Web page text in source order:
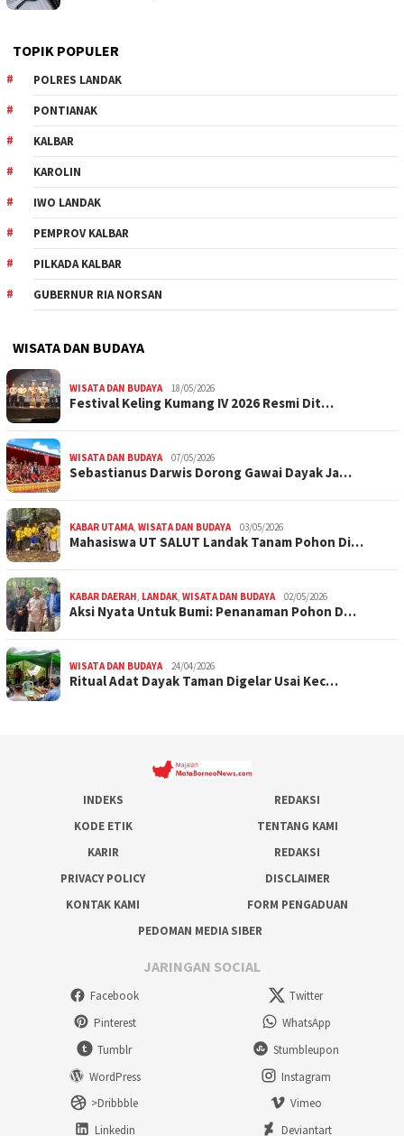
TOPIK POPULER
POLRES LANDAK
PONTIANAK
KALBAR
KAROLIN
IWO LANDAK
PEMPROV KALBAR
PILKADA KALBAR
GUBERNUR RIA NORSAN
WISATA DAN BUDAYA
WISATA DAN BUDAYA 18/05/2026
Festival Keling Kumang IV 2026 Resmi Dit…
WISATA DAN BUDAYA 07/05/2026
Sebastianus Darwis Dorong Gawai Dayak Ja…
KABAR UTAMA, WISATA DAN BUDAYA 03/05/2026
Mahasiswa UT SALUT Landak Tanam Pohon Di…
KABAR DAERAH, LANDAK, WISATA DAN BUDAYA 02/05/2026
Aksi Nyata Untuk Bumi: Penanaman Pohon D…
WISATA DAN BUDAYA 24/04/2026
Ritual Adat Dayak Taman Digelar Usai Kec…
INDEKS
REDAKSI
KODE ETIK
TENTANG KAMI
KARIR
REDAKSI
PRIVACY POLICY
DISCLAIMER
KONTAK KAMI
FORM PENGADUAN
PEDOMAN MEDIA SIBER
JARINGAN SOCIAL
Facebook
Twitter
Pinterest
WhatsApp
Tumblr
Stumbleupon
WordPress
Instagram
>Dribbble
Vimeo
Linkedin
Deviantart